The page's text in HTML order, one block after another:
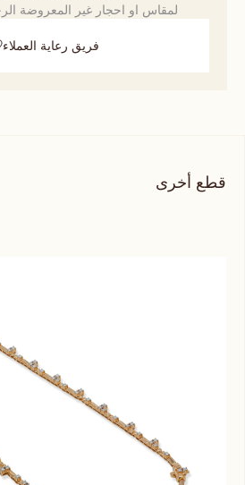
لمقاس او احجار غير المعروضة
فريق رعاية العملاء
قطع أخرى